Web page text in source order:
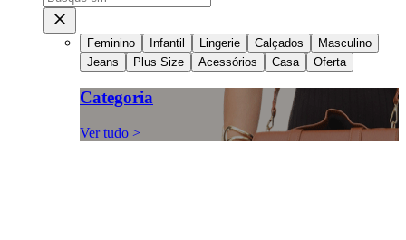
Feminino Infantil Lingerie Calçados
Masculino
Jeans
Plus Size Acessórios Casa Oferta
Categoria
Ver tudo >